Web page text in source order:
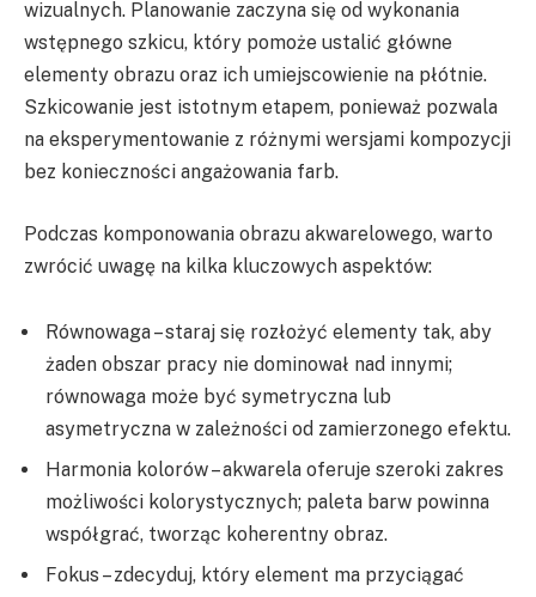
wizualnych. Planowanie zaczyna się od wykonania
wstępnego szkicu, który pomoże ustalić główne
elementy obrazu oraz ich umiejscowienie na płótnie.
Szkicowanie jest istotnym etapem, ponieważ pozwala
na eksperymentowanie z różnymi wersjami kompozycji
bez konieczności angażowania farb.
Podczas komponowania obrazu akwarelowego, warto
zwrócić uwagę na kilka kluczowych aspektów:
Równowaga – staraj się rozłożyć elementy tak, aby
żaden obszar pracy nie dominował nad innymi;
równowaga może być symetryczna lub
asymetryczna w zależności od zamierzonego efektu.
Harmonia kolorów – akwarela oferuje szeroki zakres
możliwości kolorystycznych; paleta barw powinna
współgrać, tworząc koherentny obraz.
Fokus – zdecyduj, który element ma przyciągać